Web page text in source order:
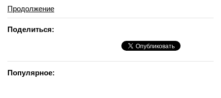
Продолжение
Поделиться:
Популярное: